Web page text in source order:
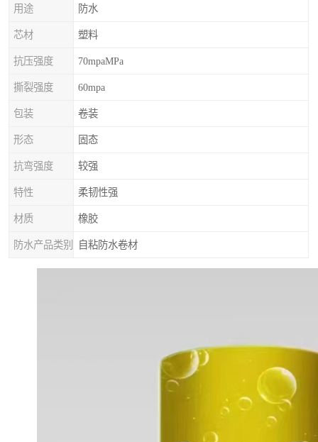
用途 防水
芯材 塑料
抗压强度 70mpaMPa
撕裂强度 60mpa
包装 卷装
形态 固态
抗弯强度 较强
特性 柔韧性强
材质 橡胶
防水产品类别 自粘防水卷材